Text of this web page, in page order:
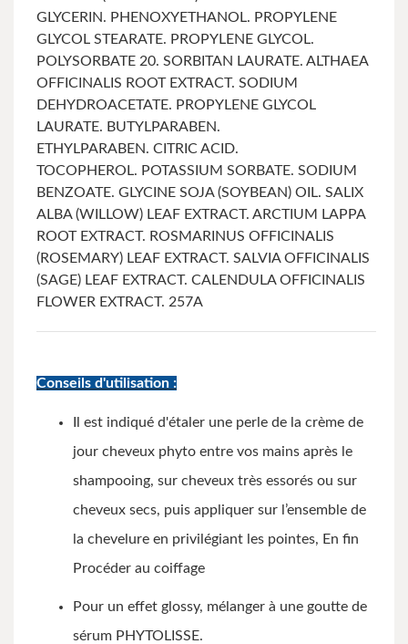
GLYCERIN. PHENOXYETHANOL. PROPYLENE
GLYCOL STEARATE. PROPYLENE GLYCOL.
POLYSORBATE 20. SORBITAN LAURATE. ALTHAEA
OFFICINALIS ROOT EXTRACT. SODIUM
DEHYDROACETATE. PROPYLENE GLYCOL
LAURATE. BUTYLPARABEN.
ETHYLPARABEN. CITRIC ACID.
TOCOPHEROL. POTASSIUM SORBATE. SODIUM
BENZOATE. GLYCINE SOJA (SOYBEAN) OIL. SALIX
ALBA (WILLOW) LEAF EXTRACT. ARCTIUM LAPPA
ROOT EXTRACT. ROSMARINUS OFFICINALIS
(ROSEMARY) LEAF EXTRACT. SALVIA OFFICINALIS
(SAGE) LEAF EXTRACT. CALENDULA OFFICINALIS
FLOWER EXTRACT. 257A
Conseils d'utilisation :
Il est indiqué d'étaler une perle de la crème de
jour cheveux phyto entre vos mains après le
shampooing, sur cheveux très essorés ou sur
cheveux secs, puis appliquer sur l’ensemble de
la chevelure en privilégiant les pointes, En fin
Procéder au coiffage
Pour un effet glossy, mélanger à une goutte de
sérum PHYTOLISSE.